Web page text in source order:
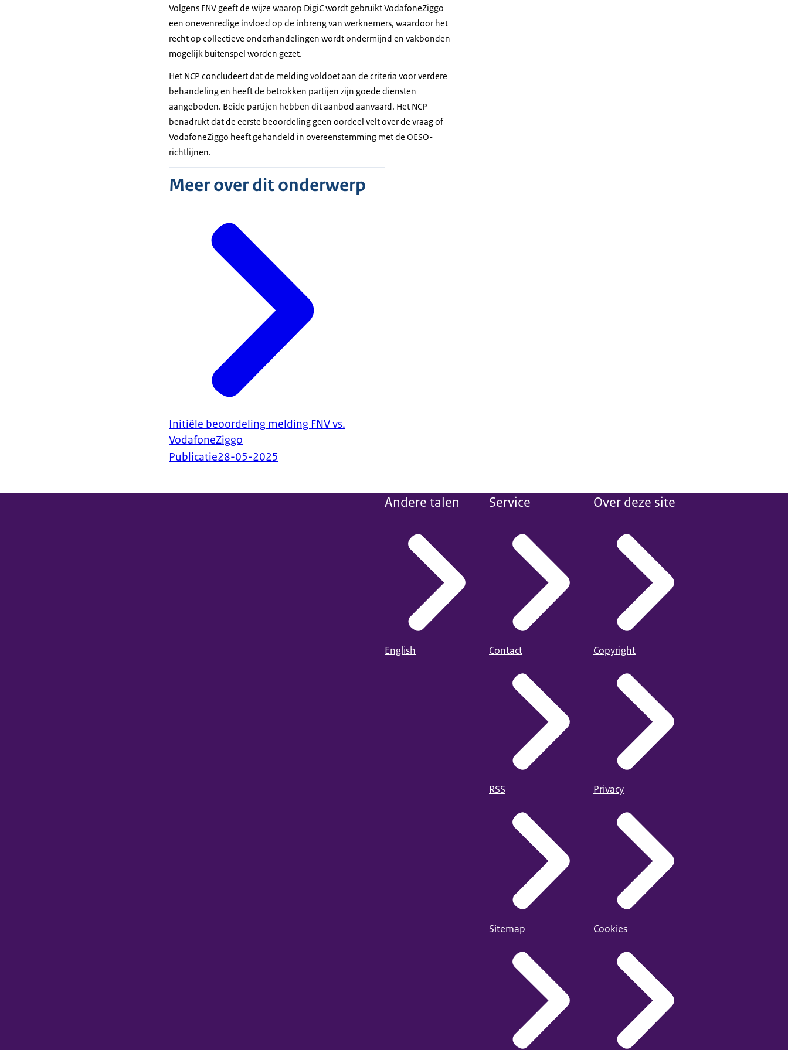
Volgens FNV geeft de wijze waarop DigiC wordt gebruikt VodafoneZiggo
een onevenredige invloed op de inbreng van werknemers, waardoor het
recht op collectieve onderhandelingen wordt ondermijnd en vakbonden
mogelijk buitenspel worden gezet.
Het NCP concludeert dat de melding voldoet aan de criteria voor verdere
behandeling en heeft de betrokken partijen zijn goede diensten
aangeboden. Beide partijen hebben dit aanbod aanvaard. Het NCP
benadrukt dat de eerste beoordeling geen oordeel velt over de vraag of
VodafoneZiggo heeft gehandeld in overeenstemming met de OESO-
richtlijnen.
Meer over dit onderwerp
Initiële beoordeling melding FNV vs.
VodafoneZiggo
Publicatie28-05-2025
Andere talen
English
Service
Contact
RSS
Sitemap
Over deze site
Copyright
Privacy
Cookies